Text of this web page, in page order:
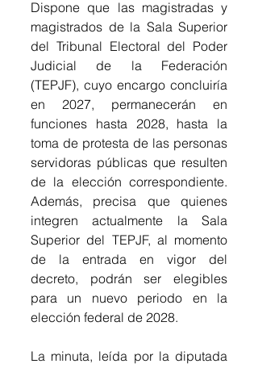
Dispone que las magistradas y
magistrados de la Sala Superior
del Tribunal Electoral del Poder
Judicial de la Federación
(TEPJF), cuyo encargo concluiría
en 2027, permanecerán en
funciones hasta 2028, hasta la
toma de protesta de las personas
servidoras públicas que resulten
de la elección correspondiente.
Además, precisa que quienes
integren actualmente la Sala
Superior del TEPJF, al momento
de la entrada en vigor del
decreto, podrán ser elegibles
para un nuevo periodo en la
elección federal de 2028.
La minuta, leída por la diputada